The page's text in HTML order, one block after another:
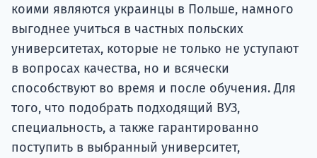
коими являются украинцы в Польше, намного
выгоднее учиться в частных польских
университетах, которые не только не уступают
в вопросах качества, но и всячески
способствуют во время и после обучения. Для
того, что подобрать подходящий ВУЗ,
специальность, а также гарантированно
поступить в выбранный университет,